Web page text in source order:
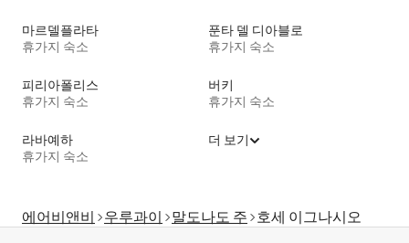
마르델플라타
휴가지 숙소
푼타 델 디아블로
휴가지 숙소
피리아폴리스
휴가지 숙소
버키
휴가지 숙소
라바예하
휴가지 숙소
더 보기
에어비앤비 우루과이 말도나도 주 호세 이그나시오